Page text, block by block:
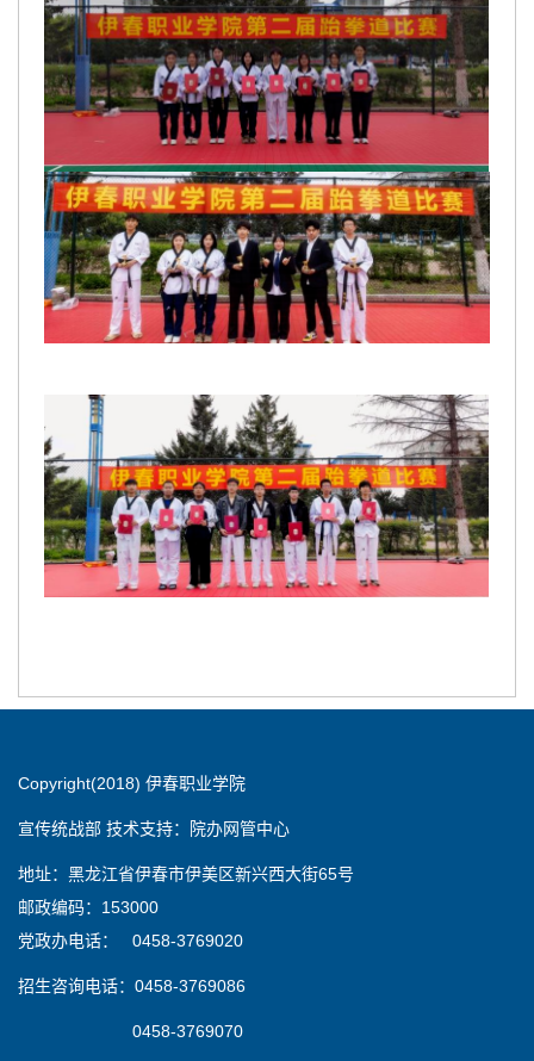
Copyright(2018) 伊春职业学院
宣传统战部 技术支持：院办网管中心
地址：黑龙江省伊春市伊美区新兴西大街65号
邮政编码：153000
党政办电话： 0458-3769020
招生咨询电话：0458-3769086
0458-3769070